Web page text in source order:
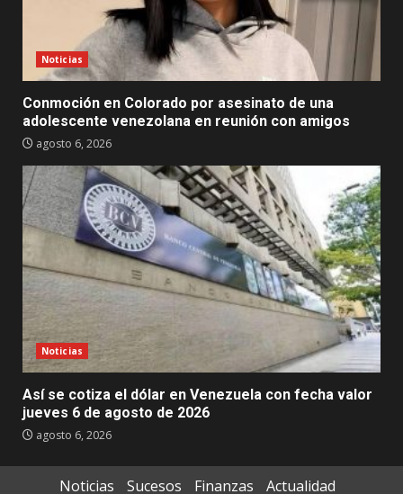
Noticias
Conmoción en Colorado por asesinato de una
adolescente venezolana en reunión con amigos
agosto 6, 2026
Noticias
Así se cotiza el dólar en Venezuela con fecha valor
jueves 6 de agosto de 2026
agosto 6, 2026
Noticias Sucesos Finanzas Actualidad